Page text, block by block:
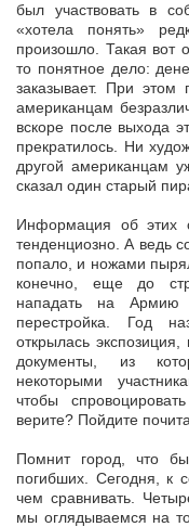
был участвовать в
«хотела понять»
произошло. Такая вот
то понятное дело:
заказывает. При этом
американцам
вскоре после выхода
прекратилось. Ни
другой американцам
сказал один старый
Информация об этих
тенденциозно. А ведь
попало, и ножами
конечно, еще до
нападать на
перестройка. Год
открылась
документы, из
некоторыми
чтобы
верите? Пойдите
Помнит город, что
погибших. Сегодня, к
чем сравнивать.
мы оглядываемся на